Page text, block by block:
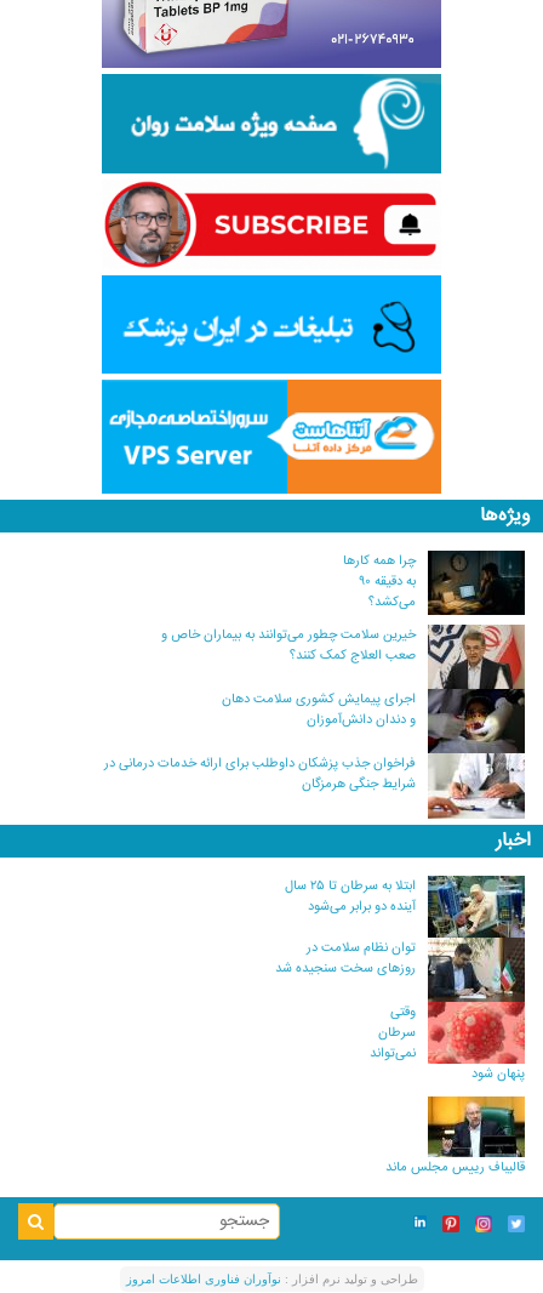
ویژه‌ها
چرا همه کارها
به دقیقه ۹۰
می‌کشد؟
خیرین سلامت چطور می‌توانند به بیماران خاص و
صعب العلاج کمک کنند؟
اجرای پیمایش کشوری سلامت دهان
و دندان دانش‌آموزان
فراخوان جذب پزشکان داوطلب برای ارائه خدمات درمانی در
شرایط جنگی هرمزگان
اخبار
ابتلا به سرطان تا ۲۵ سال
آینده دو برابر می‌شود
توان نظام سلامت در
روزهای سخت سنجیده شد
وقتی
سرطان
نمی‌تواند
پنهان شود
قالیباف رییس مجلس ماند
طراحی و توليد نرم افزار : نوآوران فناوری اطلاعات امروز